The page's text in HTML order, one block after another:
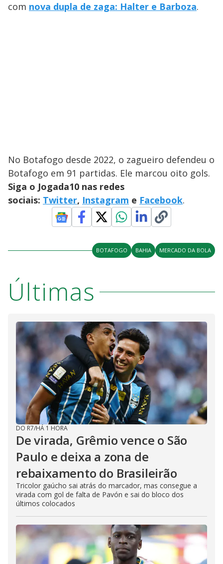
com nova dupla de zaga: Halter e Barboza.
No Botafogo desde 2022, o zagueiro defendeu o
Botafogo em 91 partidas. Ele marcou oito gols.
Siga o Jogada10 nas redes
sociais: Twitter, Instagram e Facebook.
BOTAFOGO BAHIA MERCADO DA BOLA
Últimas
DO R7/HÁ 1 HORA
De virada, Grêmio vence o São
Paulo e deixa a zona de
rebaixamento do Brasileirão
Tricolor gaúcho sai atrás do marcador, mas consegue a
virada com gol de falta de Pavón e sai do bloco dos
últimos colocados